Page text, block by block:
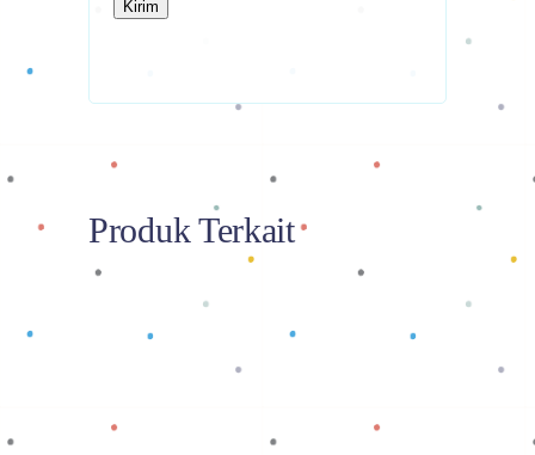
Produk Terkait